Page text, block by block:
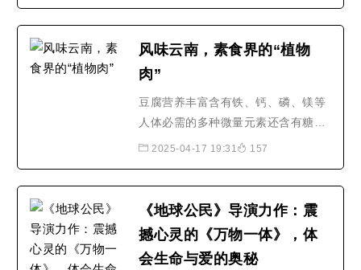
肉、植物猪肉和植物鸡肉等植物肉产
作开发两座生产设施，其中一座将会
是世界最大、技术最先..
风味云南，素食界的“植物
肉”
豆腐营养丰富含有铁、钙、磷、镁等
人体必需的多种微量元素还含有糖
类、植物油和丰富的优质蛋白素有“植
自身的风味一起来看看云南这些豆腐
2025-04-17 19:31 157
《地球公民》导演力作：震
撼心灵的《万物一体》，体
会生命与爱的奥秘